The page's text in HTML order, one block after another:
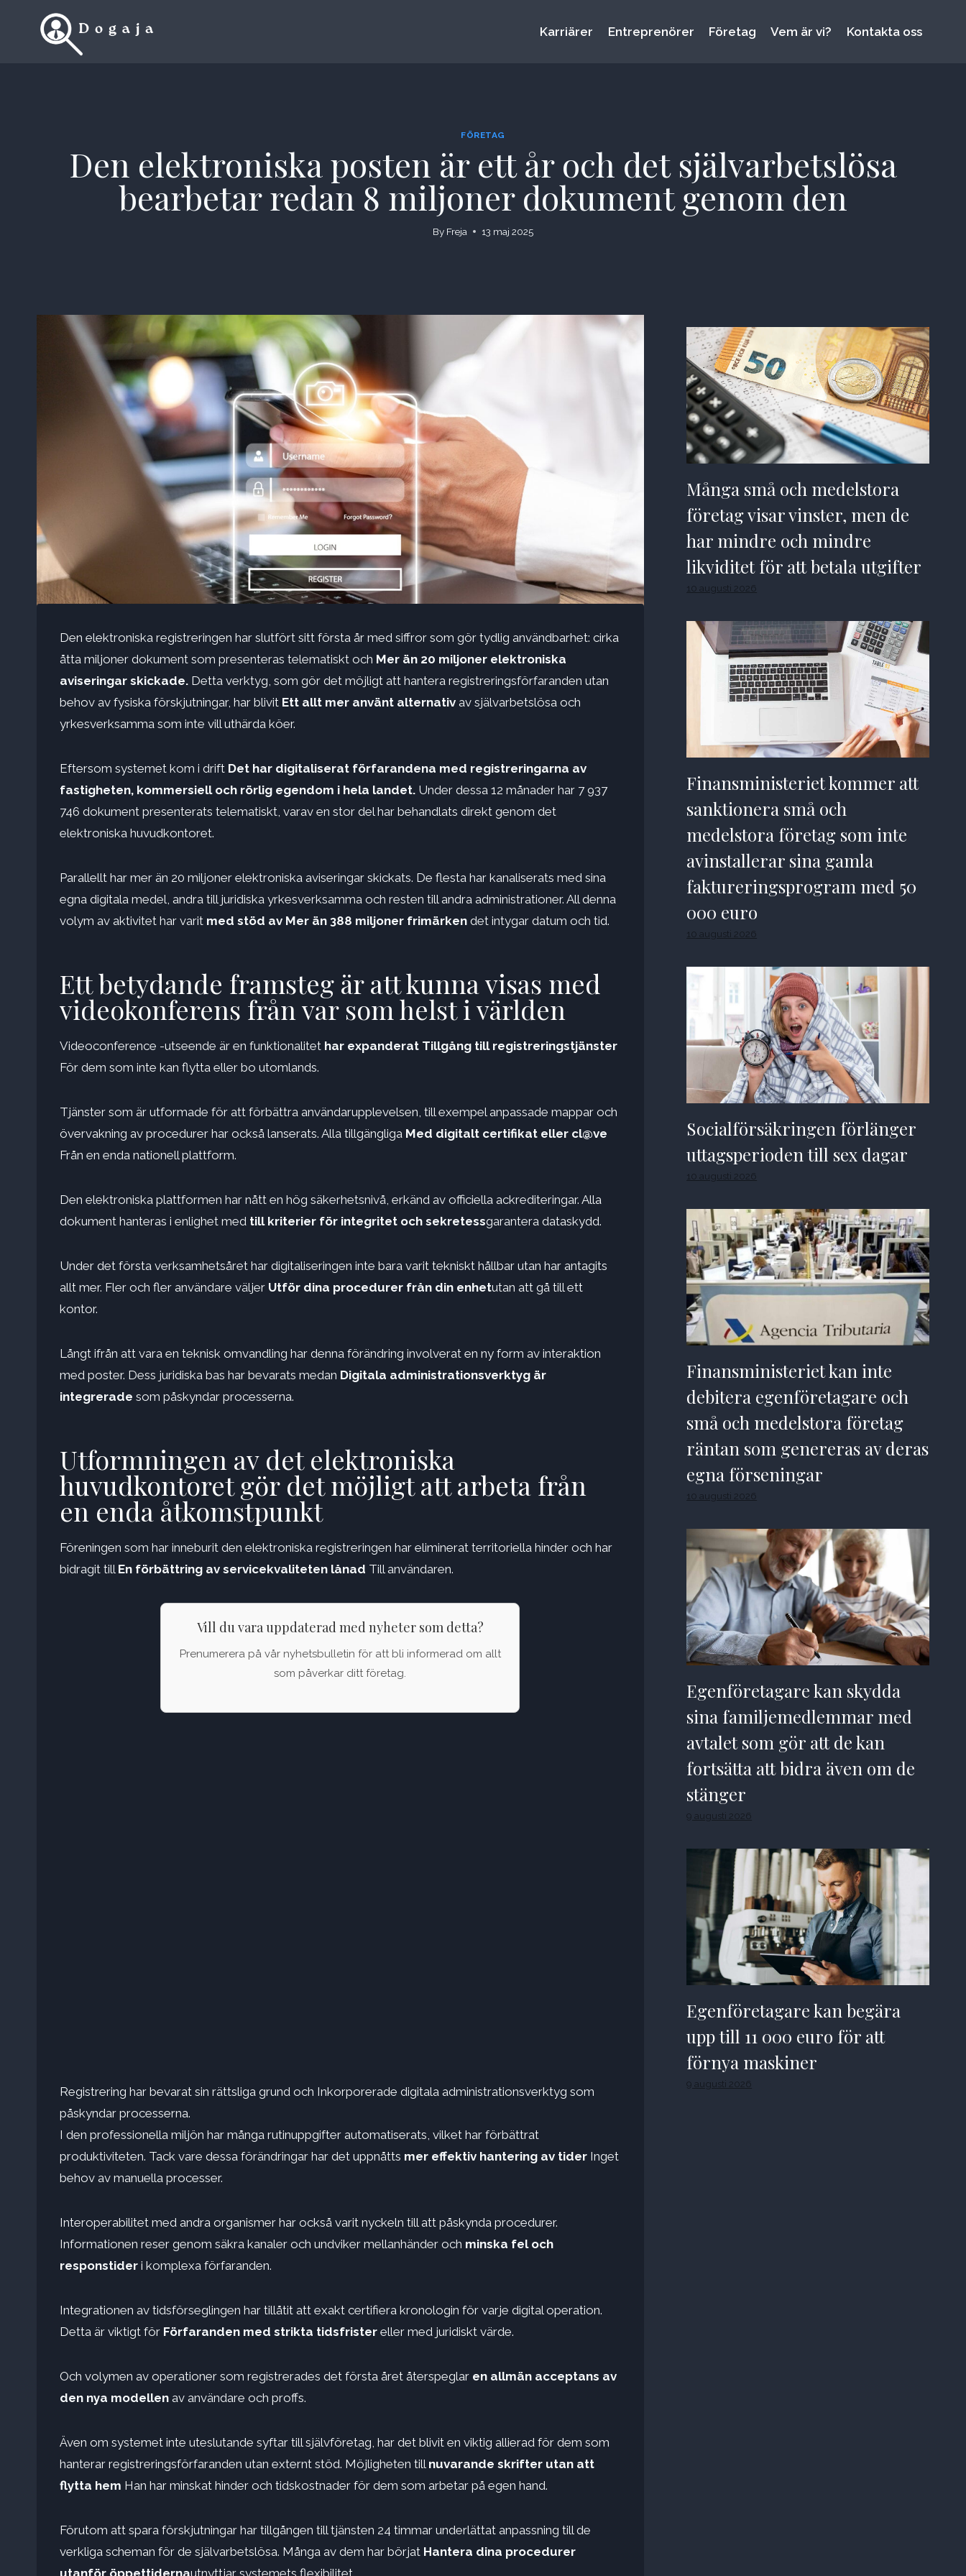
Karriärer Entreprenörer Företag Vem är vi? Kontakta oss
FÖRETAG
Den elektroniska posten är ett år och det självarbetslösa
bearbetar redan 8 miljoner dokument genom den
By Freja 13 maj 2025
Den elektroniska registreringen har slutfört sitt första år med siffror som gör tydlig användbarhet: cirka
åtta miljoner dokument som presenteras telematiskt och Mer än 20 miljoner elektroniska
aviseringar skickade. Detta verktyg, som gör det möjligt att hantera registreringsförfaranden utan
behov av fysiska förskjutningar, har blivit Ett allt mer använt alternativ av självarbetslösa och
yrkesverksamma som inte vill uthärda köer.
Eftersom systemet kom i drift Det har digitaliserat förfarandena med registreringarna av
fastigheten, kommersiell och rörlig egendom i hela landet. Under dessa 12 månader har 7 937
746 dokument presenterats telematiskt, varav en stor del har behandlats direkt genom det
elektroniska huvudkontoret.
Parallellt har mer än 20 miljoner elektroniska aviseringar skickats. De flesta har kanaliserats med sina
egna digitala medel, andra till juridiska yrkesverksamma och resten till andra administrationer. All denna
volym av aktivitet har varit med stöd av Mer än 388 miljoner frimärken det intygar datum och tid.
Ett betydande framsteg är att kunna visas med
videokonferens från var som helst i världen
Videoconference -utseende är en funktionalitet har expanderat Tillgång till registreringstjänster
För dem som inte kan flytta eller bo utomlands.
Tjänster som är utformade för att förbättra användarupplevelsen, till exempel anpassade mappar och
övervakning av procedurer har också lanserats. Alla tillgängliga Med digitalt certifikat eller cl@ve
Från en enda nationell plattform.
Den elektroniska plattformen har nått en hög säkerhetsnivå, erkänd av officiella ackrediteringar. Alla
dokument hanteras i enlighet med till kriterier för integritet och sekretessgarantera dataskydd.
Under det första verksamhetsåret har digitaliseringen inte bara varit tekniskt hållbar utan har antagits
allt mer. Fler och fler användare väljer Utför dina procedurer från din enhetutan att gå till ett
kontor.
Långt ifrån att vara en teknisk omvandling har denna förändring involverat en ny form av interaktion
med poster. Dess juridiska bas har bevarats medan Digitala administrationsverktyg är
integrerade som påskyndar processerna.
Utformningen av det elektroniska
huvudkontoret gör det möjligt att arbeta från
en enda åtkomstpunkt
Föreningen som har inneburit den elektroniska registreringen har eliminerat territoriella hinder och har
bidragit till En förbättring av servicekvaliteten lånad Till användaren.
Vill du vara uppdaterad med nyheter som detta?
Prenumerera på vår nyhetsbulletin för att bli informerad om allt
som påverkar ditt företag.
Registrering har bevarat sin rättsliga grund och Inkorporerade digitala administrationsverktyg som
påskyndar processerna.
I den professionella miljön har många rutinuppgifter automatiserats, vilket har förbättrat
produktiviteten. Tack vare dessa förändringar har det uppnåtts mer effektiv hantering av tider Inget
behov av manuella processer.
Interoperabilitet med andra organismer har också varit nyckeln till att påskynda procedurer.
Informationen reser genom säkra kanaler och undviker mellanhänder och minska fel och
responstider i komplexa förfaranden.
Integrationen av tidsförseglingen har tillåtit att exakt certifiera kronologin för varje digital operation.
Detta är viktigt för Förfaranden med strikta tidsfrister eller med juridiskt värde.
Och volymen av operationer som registrerades det första året återspeglar en allmän acceptans av
den nya modellen av användare och proffs.
Även om systemet inte uteslutande syftar till självföretag, har det blivit en viktig allierad för dem som
hanterar registreringsförfaranden utan externt stöd. Möjligheten till nuvarande skrifter utan att
flytta hem Han har minskat hinder och tidskostnader för dem som arbetar på egen hand.
Förutom att spara förskjutningar har tillgången till tjänsten 24 timmar underlättat anpassning till de
verkliga scheman för de självarbetslösa. Många av dem har börjat Hantera dina procedurer
Många små och medelstora
företag visar vinster, men de
har mindre och mindre
likviditet för att betala utgifter
10 augusti 2026
Finansministeriet kommer att
sanktionera små och
medelstora företag som inte
avinstallerar sina gamla
faktureringsprogram med 50
000 euro
10 augusti 2026
Socialförsäkringen förlänger
uttagsperioden till sex dagar
10 augusti 2026
Finansministeriet kan inte
debitera egenföretagare och
små och medelstora företag
räntan som genereras av deras
egna förseningar
10 augusti 2026
Egenföretagare kan skydda
sina familjemedlemmar med
avtalet som gör att de kan
fortsätta att bidra även om de
stänger
9 augusti 2026
Egenföretagare kan begära
upp till 11 000 euro för att
förnya maskiner
9 augusti 2026